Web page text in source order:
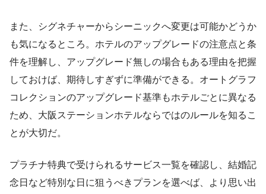
また、シグネチャーからシーニックへ変更は可能かどうか
も気になるところ。ホテルのアップグレードの注意点と条
件を理解し、アップグレード無しの場合もある理由を把握
しておけば、期待しすぎずに準備ができる。オートグラフ
コレクションのアップグレード基準もホテルごとに異なる
ため、大阪ステーションホテルならではのルールを知るこ
とが大切だ。
プラチナ特典で受けられるサービス一覧を確認し、結婚記
念日など特別な日に狙うべきプランを選べば、より思い出